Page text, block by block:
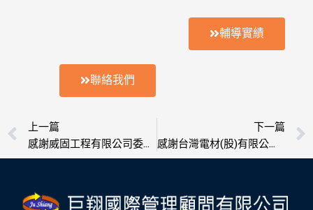
輔導實績
聯絡我們
上一頁
上一篇
感謝威固工程有限公司委託輔導榮獲ISO 9001認證
下一篇
感謝台灣電材(股)有限公司委託輔導榮獲ISO 9001認證